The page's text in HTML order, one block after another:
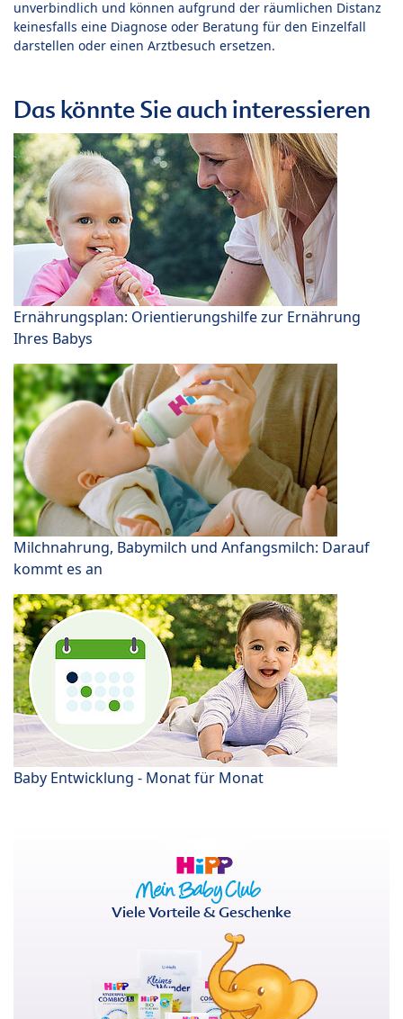
unverbindlich und können aufgrund der räumlichen Distanz
keinesfalls eine Diagnose oder Beratung für den Einzelfall
darstellen oder einen Arztbesuch ersetzen.
Das könnte Sie auch interessieren
Ernährungsplan: Orientierungshilfe zur Ernährung
Ihres Babys
Milchnahrung, Babymilch und Anfangsmilch: Darauf
kommt es an
Baby Entwicklung - Monat für Monat
Viele Vorteile & Geschenke